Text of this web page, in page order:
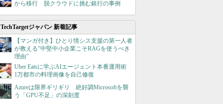
から移行 脱クラウドに挑む銀行の事例
TechTargetジャパン 新着記事
【マンガ付き】ひとり情シス支援の第一人者
が教える”中堅中小企業こそRAGを使うべき
理由”
Uber Eatsに学ぶAIエージェント本番運用術
1万都市の料理画像を自己修復
Azureは限界ギリギリ 絶好調Microsoftを襲
う「GPU不足」の深刻度